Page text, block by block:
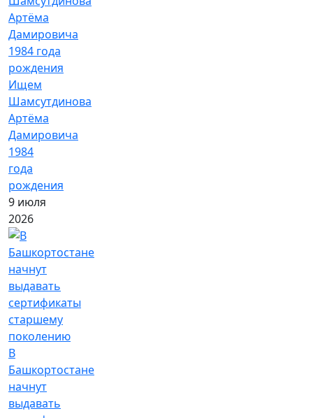
Ищем
Шамсутдинова
Артёма
Дамировича
1984
года
рождения
9 июля
2026
В
Башкортостане
начнут
выдавать